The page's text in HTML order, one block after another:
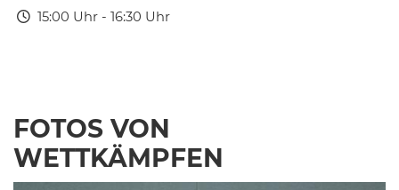
15:00 Uhr - 16:30 Uhr
FOTOS VON
WETTKÄMPFEN